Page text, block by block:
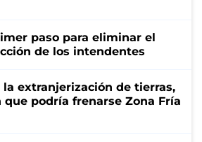
paso para eliminar el
de los intendentes
la extranjerización de tierras,
podría frenarse Zona Fría